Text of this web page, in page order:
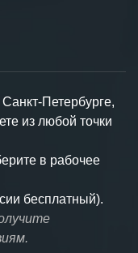
Петербурге,
из любой точки
в рабочее
бесплатный).